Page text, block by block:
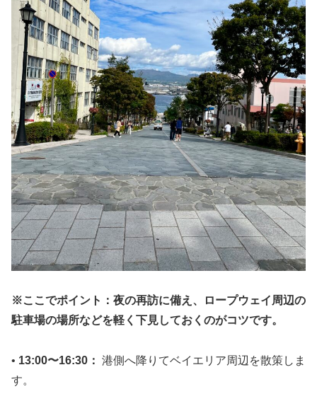
※ここでポイント：夜の再訪に備え、ロープウェイ周辺の
駐車場の場所などを軽く下見しておくのがコツです。
• 13:00〜16:30： 港側へ降りてベイエリア周辺を散策しま
す。